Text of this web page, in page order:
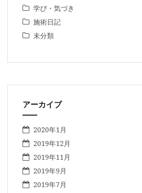
学び・気づき
施術日記
未分類
アーカイブ
2020年1月
2019年12月
2019年11月
2019年9月
2019年7月